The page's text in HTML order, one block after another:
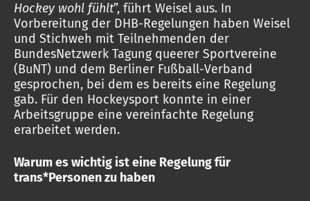
Hockey wohl fühlt”, führt Weisel aus. In
Vorbereitung der DHB-Regelungen haben Weisel
und Stichweh mit Teilnehmenden der
BundesNetzwerk Tagung queerer Sportvereine
(BuNT) und dem Berliner Fußball-Verband
gesprochen, bei dem es bereits eine Regelung
gab. Für den Hockeysport konnte in einer
Arbeitsgruppe eine vereinfachte Regelung
erarbeitet werden.
Warum es wichtig ist eine Regelung für
trans*Personen zu haben